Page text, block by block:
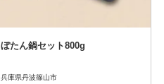
ぼたん鍋セット800g
兵庫県丹波篠山市